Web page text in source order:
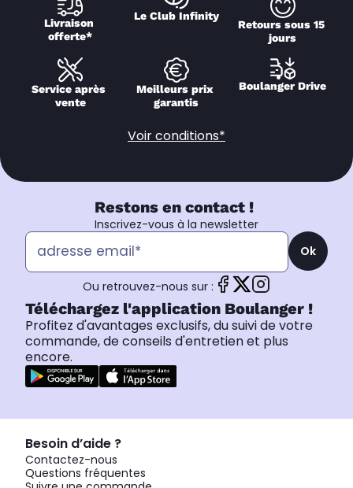
Livraison
offerte*
Le Club Infinity
Retours sous 15
jours
Service après
vente
Meilleurs prix
garantis
Boulanger Drive
Voir conditions*
Restons en contact !
Inscrivez-vous à la newsletter
Ok
Ou retrouvez-nous sur :
Téléchargez l'application Boulanger !
Profitez d'avantages exclusifs, du suivi de votre
commande, de conseils d'entretien et plus
encore.
Besoin d’aide ?
Contactez-nous
Questions fréquentes